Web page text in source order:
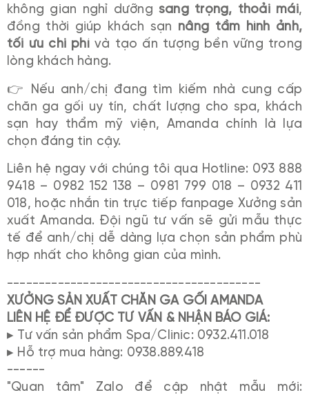
không gian nghỉ dưỡngsang trọng, thoải mái,
đồng thời giúp khách sạn nâng tầm hình ảnh,
tối ưu chi phívà tạo ấn tượng bền vững trong
lòng khách hàng.
👉 Nếu anh/chị đang tìm kiếm nhà cung cấp
chăn ga gối uy tín, chất lượng cho spa, khách
sạn hay thẩm mỹ viện, Amanda chính là lựa
chọn đáng tin cậy.
Liên hệ ngay với chúng tôi qua Hotline: 093 888
9418 – 0982 152 138 – 0981 799 018 – 0932 411
018, hoặc nhắn tin trực tiếp fanpage Xưởng sản
xuất Amanda. Đội ngũ tư vấn sẽ gửi mẫu thực
tế để anh/chị dễ dàng lựa chọn sản phẩm phù
hợp nhất cho không gian của mình.
----------------------------------------
XƯỞNG SẢN XUẤT CHĂN GA GỐI AMANDA
LIÊN HỆ ĐỂ ĐƯỢC TƯ VẤN & NHẬN BÁO GIÁ:
▸ Tư vấn sản phẩm Spa/Clinic: 0932.411.018
▸ Hỗ trợ mua hàng: 0938.889.418
------
"Quan tâm" Zalo để cập nhật mẫu mới: